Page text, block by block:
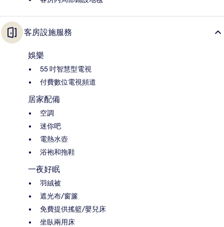
客房設施服務
娛樂
55 吋智慧型電視
付費數位電視頻道
居家配備
空調
迷你吧
電熱水壺
浴袍和拖鞋
一夜好眠
羽絨被
遮光布/窗簾
免費提供搖籃/嬰兒床
坐臥兩用床